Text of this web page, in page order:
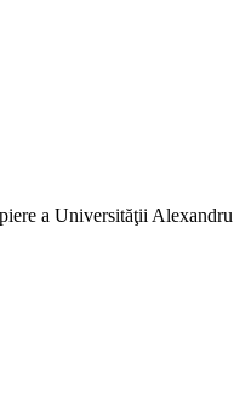
a Universităţii